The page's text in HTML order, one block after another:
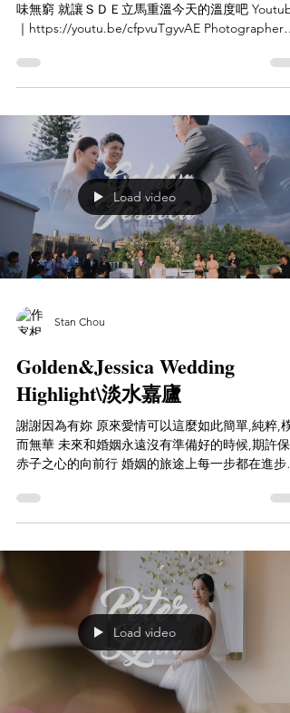
味無窮 就讓ＳＤＥ立馬重溫今天的溫度吧
｜https://youtu.be/cfpvuTgyvAE Photographer｜
紀錄...
Load video
Stan Chou
Golden&Jessica Wedding
Highlight\淡水嘉廬
謝謝因為有妳 原來愛情可以這麼如此簡單,純粹,樸
而無華 未來和婚姻永遠沒有準備好的時候,期許保
赤子之心的向前行 婚姻的旅途上每一步都在進步每
此刻回到淡水回到我們彼此相識充滿回憶的地方 再
一次看到熟悉的風景...
Load video